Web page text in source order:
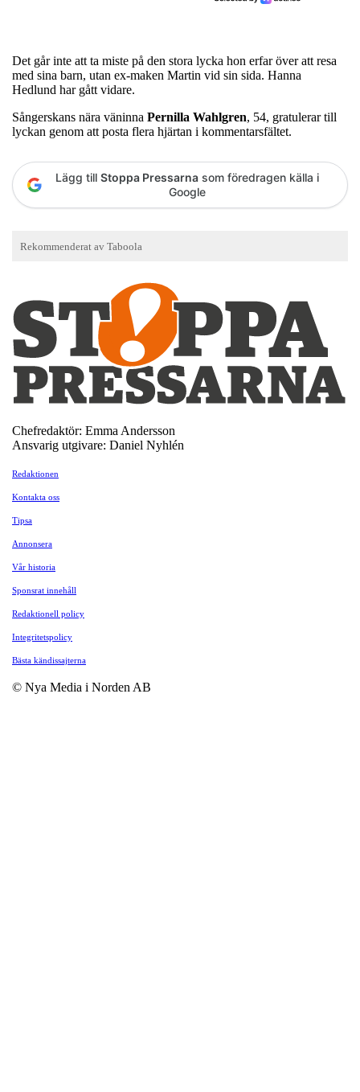
Det går inte att ta miste på den stora lycka hon erfar över att resa
med sina barn, utan ex-maken Martin vid sin sida. Hanna
Hedlund har gått vidare.
Sångerskans nära väninna Pernilla Wahlgren, 54, gratulerar till
lyckan genom att posta flera hjärtan i kommentarsfältet.
Lägg till Stoppa Pressarna som föredragen källa i
Google
Chefredaktör: Emma Andersson
Ansvarig utgivare: Daniel Nyhlén
Redaktionen
Kontakta oss
Tipsa
Annonsera
Vår historia
Sponsrat innehåll
Redaktionell policy
Integritetspolicy
Bästa kändissajterna
© Nya Media i Norden AB